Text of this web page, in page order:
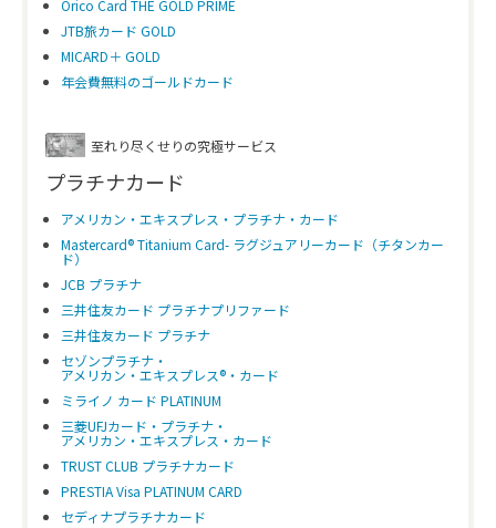
（一般店舗）
ポイントの種類
●ショッピング保険：年間最高300万円
Orico Card THE GOLD PRIME
JTB旅カード GOLD
MICARD＋ GOLD
年会費無料のゴールドカード
至れり尽くせりの究極サービス
プラチナカード
アメリカン・エキスプレス・プラチナ・カード
Mastercard® Titanium Card- ラグジュアリーカード（チタンカー
ド）
JCB プラチナ
三井住友カード プラチナプリファード
三井住友カード プラチナ
セゾンプラチナ・
アメリカン・エキスプレス®・カード
ミライノ カード PLATINUM
三菱UFJカード・プラチナ・
アメリカン・エキスプレス・カード
TRUST CLUB プラチナカード
PRESTIA Visa PLATINUM CARD
セディナプラチナカード